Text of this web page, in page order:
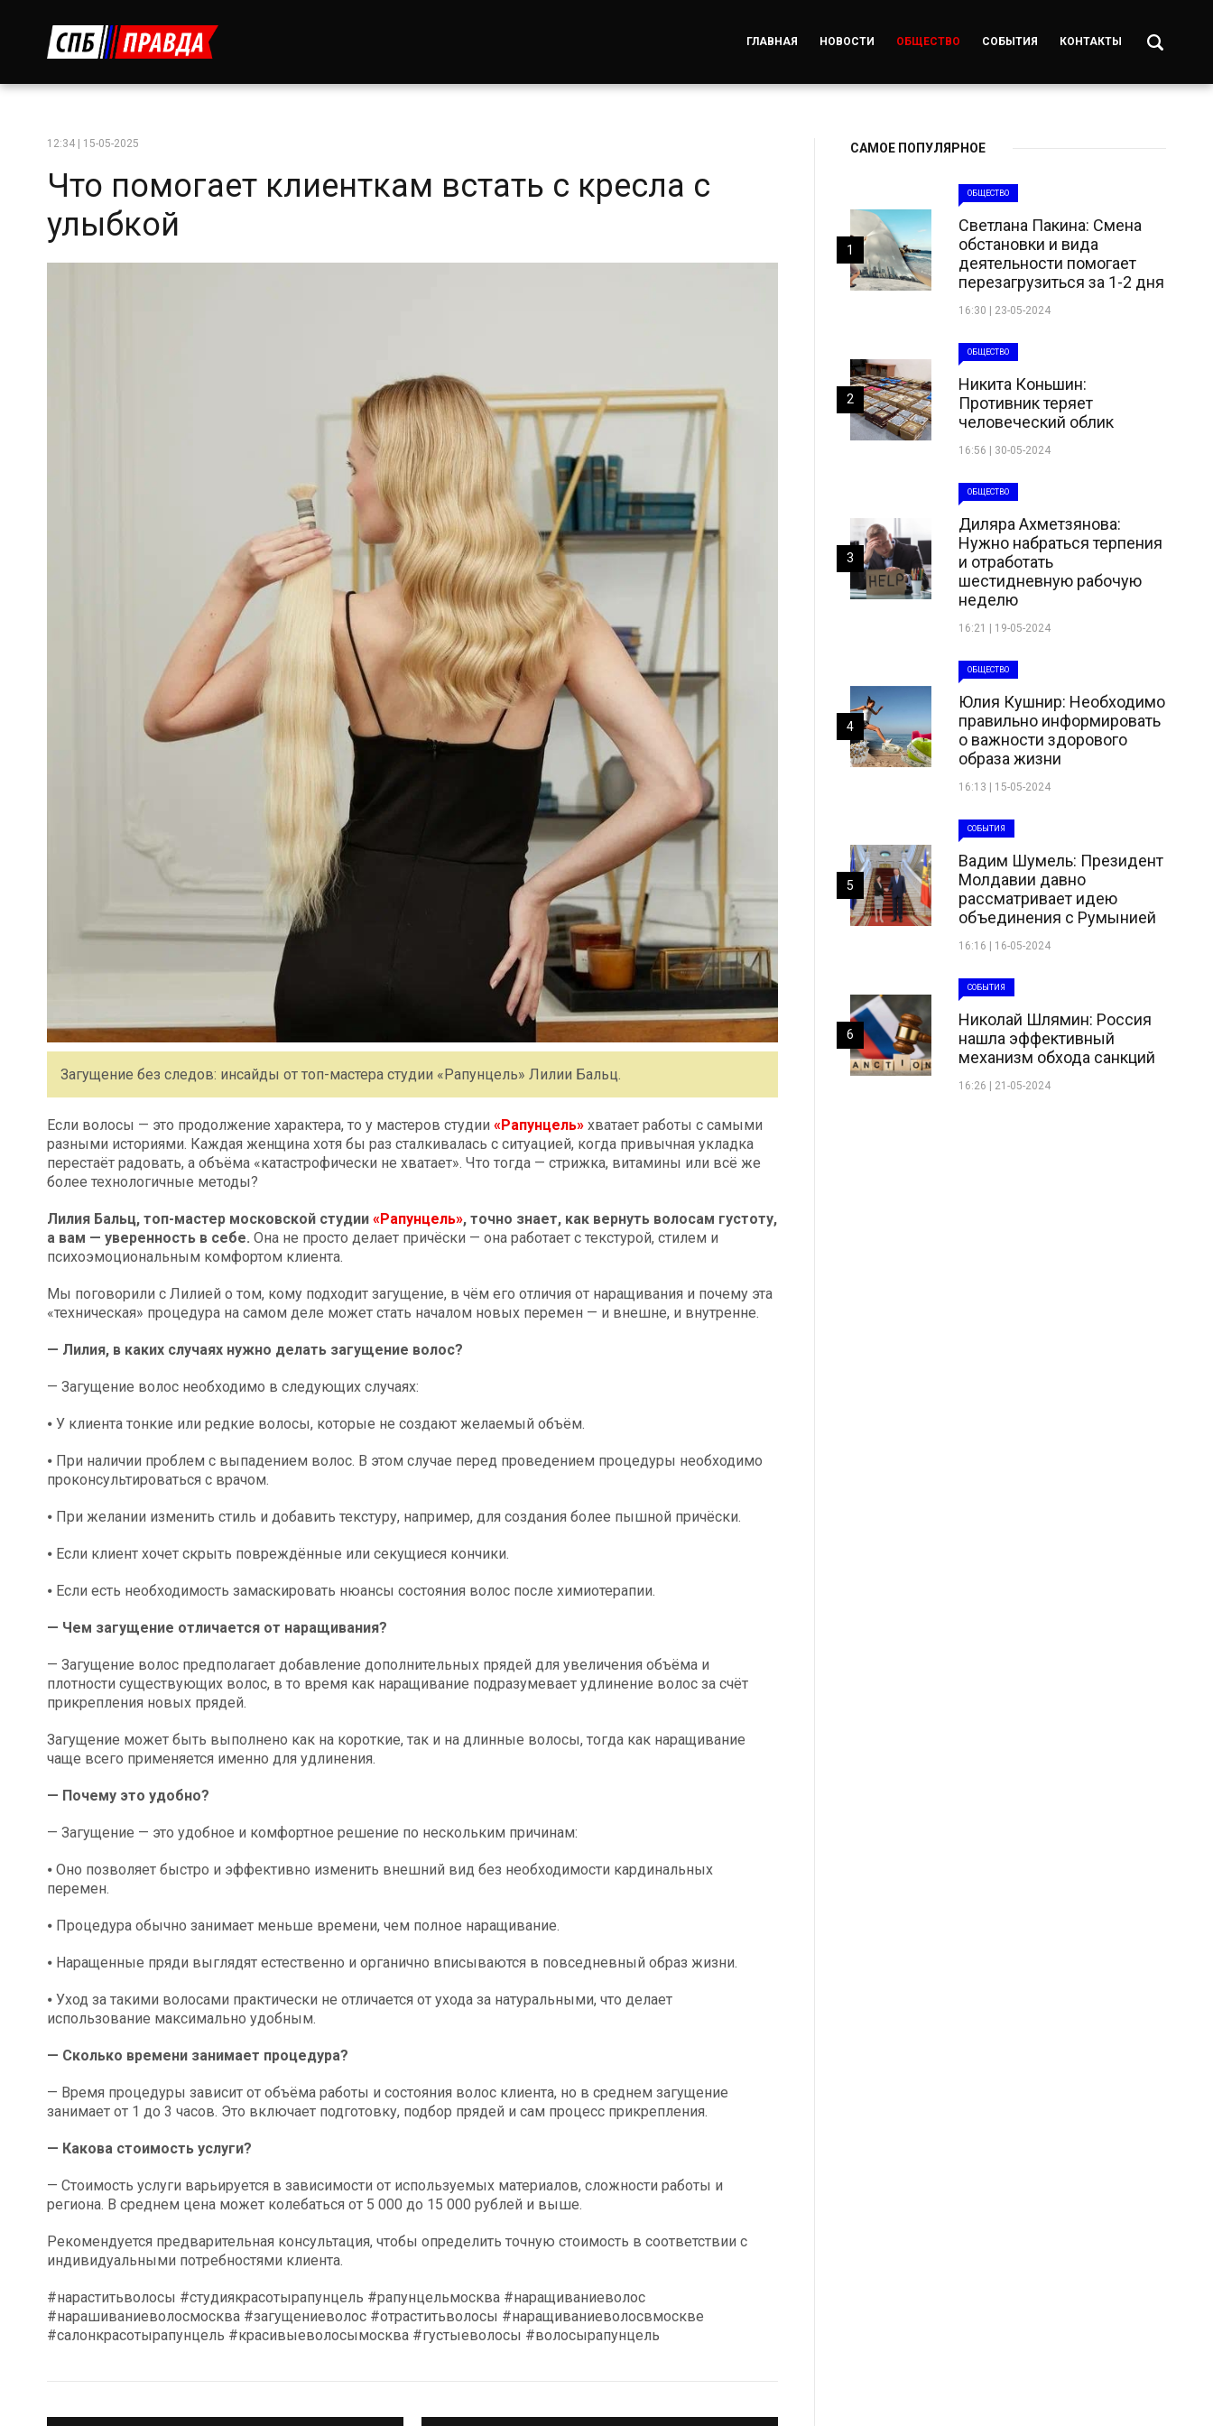
ГЛАВНАЯ НОВОСТИ ОБЩЕСТВО СОБЫТИЯ КОНТАКТЫ
12:34 | 15-05-2025
Что помогает клиенткам встать с кресла с
улыбкой
Загущение без следов: инсайды от топ-мастера студии «Рапунцель» Лилии Бальц.
Если волосы — это продолжение характера, то у мастеров студии «Рапунцель» хватает работы с самыми
разными историями. Каждая женщина хотя бы раз сталкивалась с ситуацией, когда привычная укладка
перестаёт радовать, а объёма «катастрофически не хватает». Что тогда — стрижка, витамины или всё же
более технологичные методы?
Лилия Бальц, топ-мастер московской студии «Рапунцель», точно знает, как вернуть волосам густоту,
а вам — уверенность в себе. Она не просто делает причёски — она работает с текстурой, стилем и
психоэмоциональным комфортом клиента.
Мы поговорили с Лилией о том, кому подходит загущение, в чём его отличия от наращивания и почему эта
«техническая» процедура на самом деле может стать началом новых перемен — и внешне, и внутренне.
— Лилия, в каких случаях нужно делать загущение волос?
— Загущение волос необходимо в следующих случаях:
⦁ У клиента тонкие или редкие волосы, которые не создают желаемый объём.
⦁ При наличии проблем с выпадением волос. В этом случае перед проведением процедуры необходимо
проконсультироваться с врачом.
⦁ При желании изменить стиль и добавить текстуру, например, для создания более пышной причёски.
⦁ Если клиент хочет скрыть повреждённые или секущиеся кончики.
⦁ Если есть необходимость замаскировать нюансы состояния волос после химиотерапии.
— Чем загущение отличается от наращивания?
— Загущение волос предполагает добавление дополнительных прядей для увеличения объёма и
плотности существующих волос, в то время как наращивание подразумевает удлинение волос за счёт
прикрепления новых прядей.
Загущение может быть выполнено как на короткие, так и на длинные волосы, тогда как наращивание
чаще всего применяется именно для удлинения.
— Почему это удобно?
— Загущение — это удобное и комфортное решение по нескольким причинам:
⦁ Оно позволяет быстро и эффективно изменить внешний вид без необходимости кардинальных
перемен.
⦁ Процедура обычно занимает меньше времени, чем полное наращивание.
⦁ Наращенные пряди выглядят естественно и органично вписываются в повседневный образ жизни.
⦁ Уход за такими волосами практически не отличается от ухода за натуральными, что делает
использование максимально удобным.
— Сколько времени занимает процедура?
— Время процедуры зависит от объёма работы и состояния волос клиента, но в среднем загущение
занимает от 1 до 3 часов. Это включает подготовку, подбор прядей и сам процесс прикрепления.
— Какова стоимость услуги?
— Стоимость услуги варьируется в зависимости от используемых материалов, сложности работы и
региона. В среднем цена может колебаться от 5 000 до 15 000 рублей и выше.
Рекомендуется предварительная консультация, чтобы определить точную стоимость в соответствии с
индивидуальными потребностями клиента.
#нараститьволосы #студиякрасотырапунцель #рапунцельмосква #наращиваниеволос
#нарашиваниеволосмосква #загущениеволос #отраститьволосы #наращиваниеволосвмоскве
#салонкрасотырапунцель #красивыеволосымосква #густыеволосы #волосырапунцель
САМОЕ ПОПУЛЯРНОЕ
ОБЩЕСТВО
Светлана Пакина: Смена
обстановки и вида
деятельности помогает
перезагрузиться за 1-2 дня
16:30 | 23-05-2024
1
ОБЩЕСТВО
Никита Коньшин:
Противник теряет
человеческий облик
16:56 | 30-05-2024
2
ОБЩЕСТВО
Диляра Ахметзянова:
Нужно набраться терпения
и отработать
шестидневную рабочую
неделю
16:21 | 19-05-2024
3
ОБЩЕСТВО
Юлия Кушнир: Необходимо
правильно информировать
о важности здорового
образа жизни
16:13 | 15-05-2024
4
СОБЫТИЯ
Вадим Шумель: Президент
Молдавии давно
рассматривает идею
объединения с Румынией
16:16 | 16-05-2024
5
СОБЫТИЯ
Николай Шлямин: Россия
нашла эффективный
механизм обхода санкций
16:26 | 21-05-2024
6